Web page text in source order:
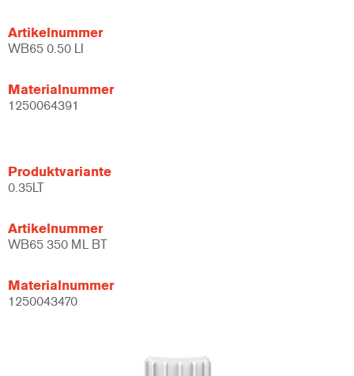
Artikelnummer
WB65 0.50 LI
Materialnummer
1250064391
Produktvariante
0.35LT
Artikelnummer
WB65 350 ML BT
Materialnummer
1250043470